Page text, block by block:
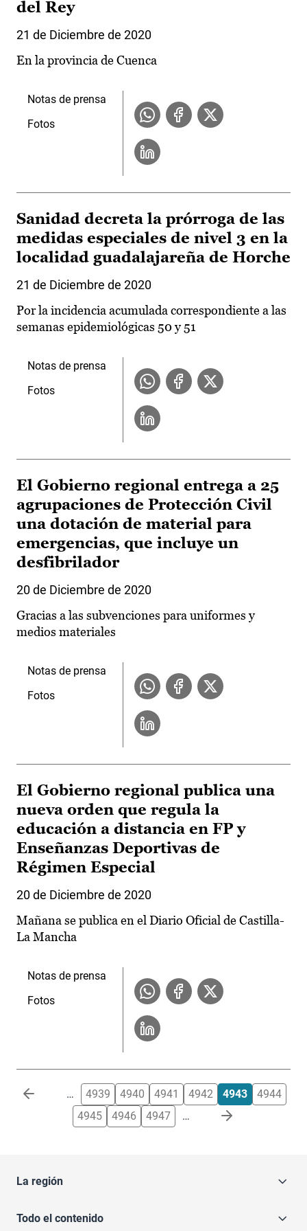
del Rey
21 de Diciembre de 2020
En la provincia de Cuenca
Notas de prensa
Fotos
Sanidad decreta la prórroga de las
medidas especiales de nivel 3 en la
localidad guadalajareña de Horche
21 de Diciembre de 2020
Por la incidencia acumulada correspondiente a las
semanas epidemiológicas 50 y 51
Notas de prensa
Fotos
El Gobierno regional entrega a 25
agrupaciones de Protección Civil
una dotación de material para
emergencias, que incluye un
desfibrilador
20 de Diciembre de 2020
Gracias a las subvenciones para uniformes y
medios materiales
Notas de prensa
Fotos
El Gobierno regional publica una
nueva orden que regula la
educación a distancia en FP y
Enseñanzas Deportivas de
Régimen Especial
20 de Diciembre de 2020
Mañana se publica en el Diario Oficial de Castilla-
La Mancha
Notas de prensa
Fotos
Paginación … 4939 4940 4941 4942 4943
4944
4945
4946 4947 …
La región
Todo el contenido